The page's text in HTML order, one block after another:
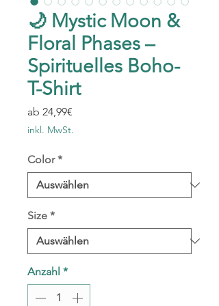
🌙 Mystic Moon &
Floral Phases –
Spirituelles Boho-
T-Shirt
ab 24,99€
inkl. MwSt.
Color *
Size *
Anzahl *